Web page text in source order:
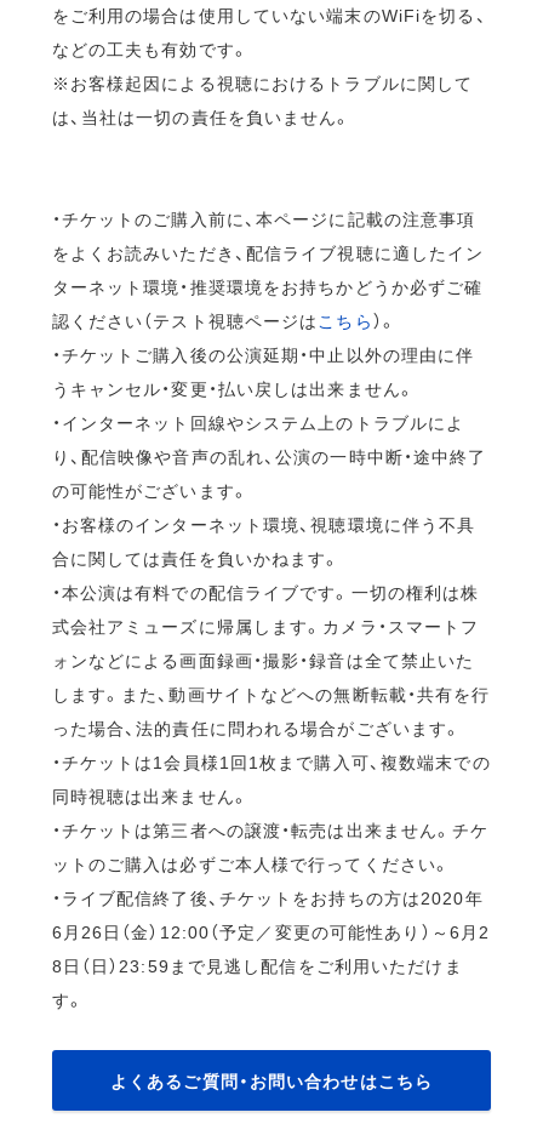
をご利用の場合は使用していない端末のWiFiを切る、
などの工夫も有効です。
※お客様起因による視聴におけるトラブルに関して
は、当社は一切の責任を負いません。
・チケットのご購入前に、本ページに記載の注意事項
をよくお読みいただき、配信ライブ視聴に適したイン
ターネット環境・推奨環境をお持ちかどうか必ずご確
認ください（テスト視聴ページは こちら）。
・チケットご購入後の公演延期・中止以外の理由に伴
うキャンセル・変更・払い戻しは出来ません。
・インターネット回線やシステム上のトラブルによ
り、配信映像や音声の乱れ、公演の一時中断・途中終了
の可能性がございます。
・お客様のインターネット環境、視聴環境に伴う不具
合に関しては責任を負いかねます。
・本公演は有料での配信ライブです。一切の権利は株
式会社アミューズに帰属します。カメラ・スマートフ
ォンなどによる画面録画・撮影・録音は全て禁止いた
します。また、動画サイトなどへの無断転載・共有を行
った場合、法的責任に問われる場合がございます。
・チケットは1会員様1回1枚まで購入可、複数端末での
同時視聴は出来ません。
・チケットは第三者への譲渡・転売は出来ません。チケ
ットのご購入は必ずご本人様で行ってください。
・ライブ配信終了後、チケットをお持ちの方は2020年
6月26日（金）12:00（予定／変更の可能性あり）～6月2
8日（日）23:59まで見逃し配信をご利用いただけま
す。
よくあるご質問・お問い合わせはこちら